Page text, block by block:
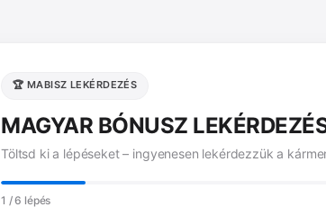
🏆 MABISZ LEKÉRDEZÉS
MAGYAR BÓNUSZ
Töltsd ki a lépéseket – ingyenesen lekérdezzük a
1 / 6 lépés